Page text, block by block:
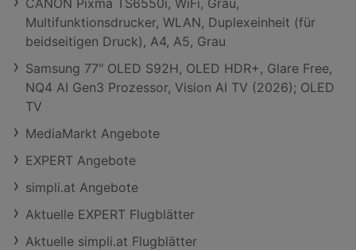
Multifunktionsdrucker, WLAN, Duplexeinheit (für
beidseitigen Druck), A4, A5, Grau
Samsung 77" OLED S92H, OLED HDR+, Glare Free,
NQ4 AI Gen3 Prozessor, Vision AI TV (2026); OLED
TV
MediaMarkt Angebote
EXPERT Angebote
simpli.at Angebote
Aktuelle EXPERT Flugblätter
Aktuelle simpli.at Flugblätter